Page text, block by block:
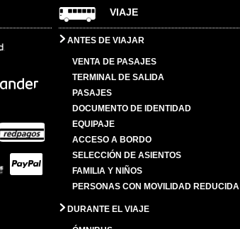
VIAJE
ANTES DE VIAJAR
VENTA DE PASAJES
TERMINAL DE SALIDA
PASAJES
DOCUMENTO DE IDENTIDAD
EQUIPAJE
ACCESO A BORDO
SELECCIÓN DE ASIENTOS
FAMILIA Y NIÑOS
PERSONAS CON MOVILIDAD REDUCIDA
DURANTE EL VIAJE